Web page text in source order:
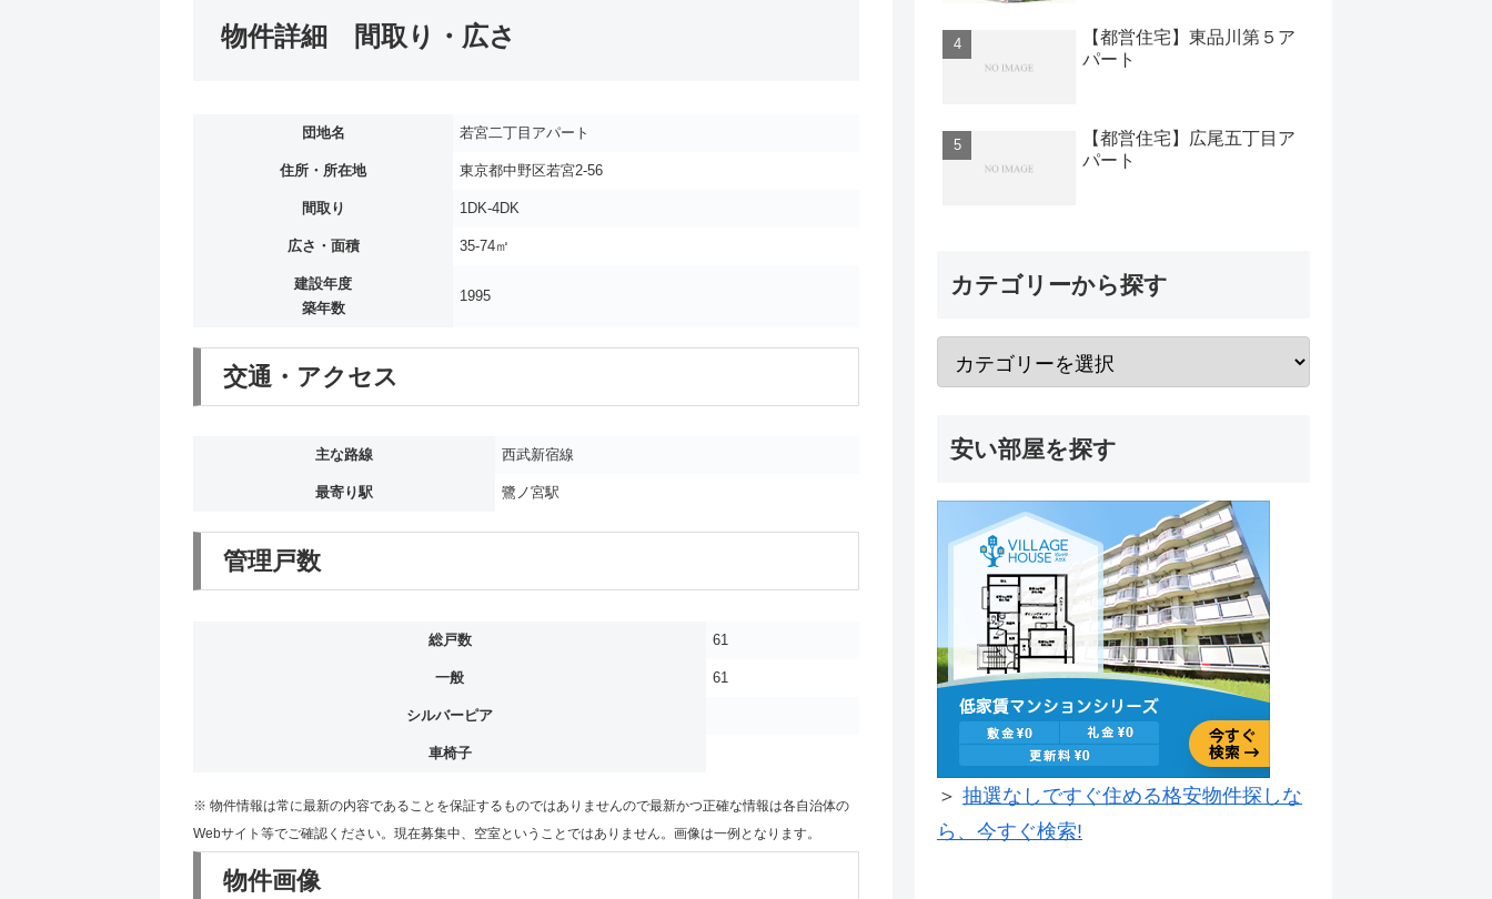
物件詳細 間取り・広さ
団地名 若宮二丁目アパート
住所・所在地 東京都中野区若宮2-56
間取り 1DK-4DK
広さ・面積 35-74㎡
建設年度
築年数
1995
交通・アクセス
主な路線 西武新宿線
最寄り駅 鷺ノ宮駅
管理戸数
総戸数 61
一般 61
シルバーピア
車椅子
※ 物件情報は常に最新の内容であることを保証するものではありませんので最新かつ正確な情報は各自治体の
Webサイト等でご確認ください。現在募集中、空室ということではありません。画像は一例となります。
物件画像
【都営住宅】東品川第５ア
パート
【都営住宅】広尾五丁目ア
パート
カテゴリーから探す
安い部屋を探す
＞ 抽選なしですぐ住める格安物件探しな
ら、今すぐ検索!